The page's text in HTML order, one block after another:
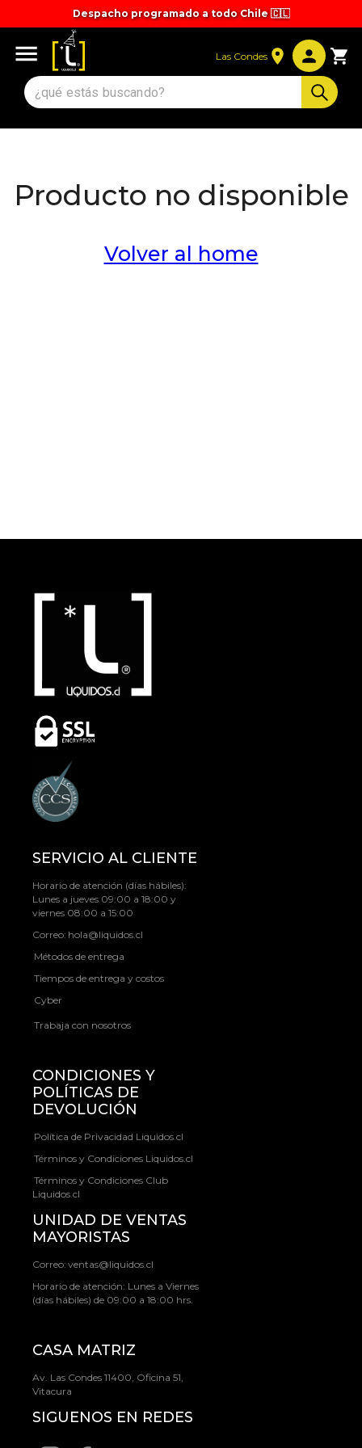
Despacho programado a todo Chile 🇨🇱
Tiempos y valores de despacho 🚚
Las Condes
Producto no disponible
Volver al home
SERVICIO AL CLIENTE
Horario de atención (días hábiles):
Lunes a jueves 09:00 a 18:00 y
viernes 08:00 a 15:00
Correo: hola@liquidos.cl
Métodos de entrega
Tiempos de entrega y costos
Cyber
Trabaja con nosotros
CONDICIONES Y
POLÍTICAS DE
DEVOLUCIÓN
Política de Privacidad Liquidos.cl
Términos y Condiciones Liquidos.cl
Términos y Condiciones Club
Liquidos.cl
UNIDAD DE VENTAS
MAYORISTAS
Correo: ventas@liquidos.cl
Horario de atención: Lunes a Viernes
(días hábiles) de 09:00 a 18:00 hrs.
CASA MATRIZ
Av. Las Condes 11400, Oficina 51,
Vitacura
SIGUENOS EN REDES